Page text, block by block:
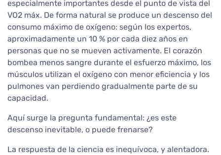
especialmente importantes desde el punto de vista del
VO2 máx. De forma natural se produce un descenso del
consumo máximo de oxígeno: según los expertos,
aproximadamente un 10 % por cada diez años en
personas que no se mueven activamente. El corazón
bombea menos sangre durante el esfuerzo máximo, los
músculos utilizan el oxígeno con menor eficiencia y los
pulmones van perdiendo gradualmente parte de su
capacidad.
Aquí surge la pregunta fundamental: ¿es este
descenso inevitable, o puede frenarse?
La respuesta de la ciencia es inequívoca, y alentadora.